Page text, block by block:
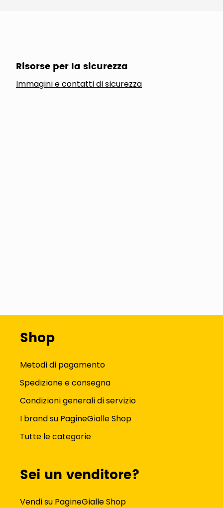
Risorse per la sicurezza
Immagini e contatti di sicurezza
Shop
Metodi di pagamento
Spedizione e consegna
Condizioni generali di servizio
I brand su PagineGialle Shop
Tutte le categorie
Sei un venditore?
Vendi su PagineGialle Shop